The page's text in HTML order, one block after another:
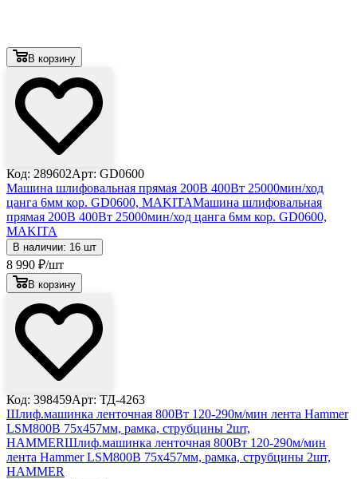
В корзину
Код: 289602Арт: GD0600
Машина шлифовальная прямая 200В 400Вт 25000мин/ход
цанга 6мм кор. GD0600, MAKITAМашина шлифовальная
прямая 200В 400Вт 25000мин/ход цанга 6мм кор. GD0600,
MAKITA
В наличии: 16 шт
8 990 ₽/шт
В корзину
Код: 398459Арт: ТД-4263
Шлиф.машинка ленточная 800Вт 120-290м/мин лента Hammer
LSM800B 75x457мм, рамка, струбцины 2шт,
HAMMERШлиф.машинка ленточная 800Вт 120-290м/мин
лента Hammer LSM800B 75x457мм, рамка, струбцины 2шт,
HAMMER